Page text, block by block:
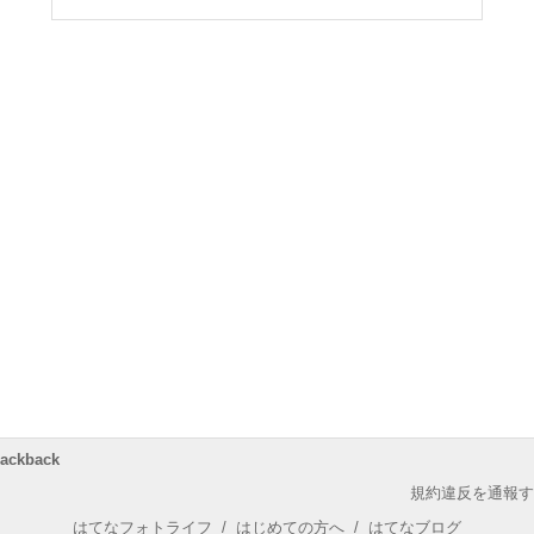
規約違反を通報
はてなフォトライフ / はじめての方へ / はてなブログ